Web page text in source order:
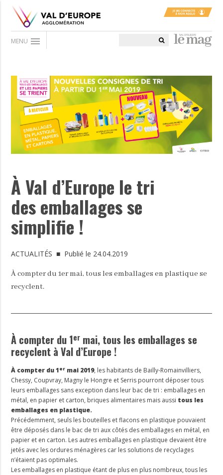
MENU menu
À Val d’Europe le tri
des emballages se
simplifie !
ACTUALITÉS ■ Publié le 24.04.2019
À compter du 1er mai, tous les emballages en plastique se
recyclent.
À compter du 1er mai, tous les emballages se
recyclent à Val d’Europe !
À compter du 1er mai 2019, les habitants de Bailly-Romainvilliers,
Chessy, Coupvray, Magny le Hongre et Serris pourront déposer tous
leurs emballages sans exception dans leur bac de tri : emballages en
métal, en papier et carton, briques alimentaires mais aussi tous les
emballages en plastique.
Précédemment, seuls les bouteilles et flacons en plastique pouvaient
être déposés dans le bac de tri aux côtés des emballages en métal, en
papier et en carton. Les autres emballages en plastique devaient être
jetés avec les ordures ménagères car les solutions de recyclages
n’étaient pas optimales.
Les emballages en plastique étant de plus en plus nombreux, tous les